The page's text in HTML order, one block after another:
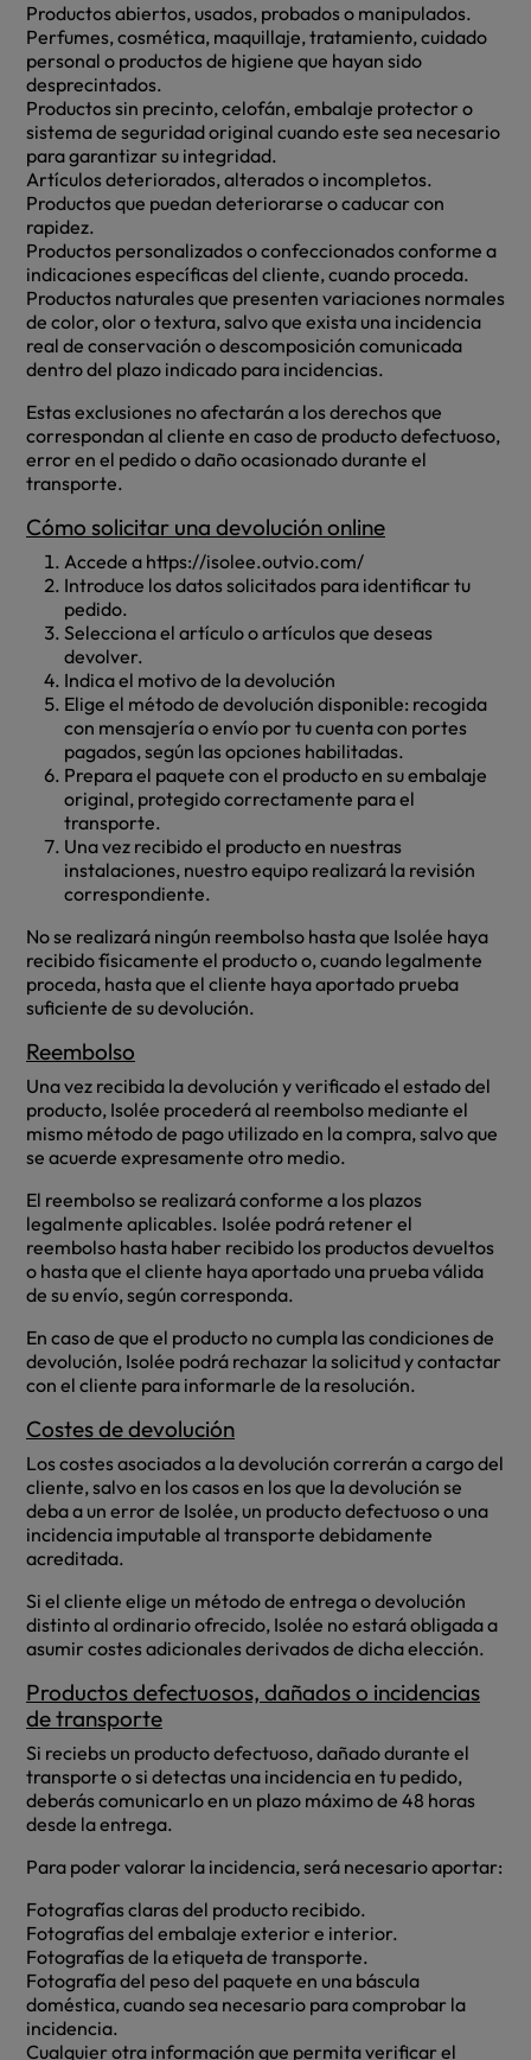
Productos abiertos, usados, probados o manipulados.
Perfumes, cosmética, maquillaje, tratamiento, cuidado
personal o productos de higiene que hayan sido
desprecintados.
Productos sin precinto, celofán, embalaje protector o
sistema de seguridad original cuando este sea necesario
para garantizar su integridad.
Artículos deteriorados, alterados o incompletos.
Productos que puedan deteriorarse o caducar con
rapidez.
Productos personalizados o confeccionados conforme a
indicaciones específicas del cliente, cuando proceda.
Productos naturales que presenten variaciones normales
de color, olor o textura, salvo que exista una incidencia
real de conservación o descomposición comunicada
dentro del plazo indicado para incidencias.
Estas exclusiones no afectarán a los derechos que
correspondan al cliente en caso de producto defectuoso,
error en el pedido o daño ocasionado durante el
transporte.
Cómo solicitar una devolución online
Accede a https://isolee.outvio.com/
Introduce los datos solicitados para identificar tu
pedido.
Selecciona el artículo o artículos que deseas
devolver.
Indica el motivo de la devolución
Elige el método de devolución disponible: recogida
con mensajería o envío por tu cuenta con portes
pagados, según las opciones habilitadas.
Prepara el paquete con el producto en su embalaje
original, protegido correctamente para el
transporte.
Una vez recibido el producto en nuestras
instalaciones, nuestro equipo realizará la revisión
correspondiente.
No se realizará ningún reembolso hasta que Isolée haya
recibido físicamente el producto o, cuando legalmente
proceda, hasta que el cliente haya aportado prueba
suficiente de su devolución.
Reembolso
Una vez recibida la devolución y verificado el estado del
producto, Isolée procederá al reembolso mediante el
mismo método de pago utilizado en la compra, salvo que
se acuerde expresamente otro medio.
El reembolso se realizará conforme a los plazos
legalmente aplicables. Isolée podrá retener el
reembolso hasta haber recibido los productos devueltos
o hasta que el cliente haya aportado una prueba válida
de su envío, según corresponda.
En caso de que el producto no cumpla las condiciones de
devolución, Isolée podrá rechazar la solicitud y contactar
con el cliente para informarle de la resolución.
Costes de devolución
Los costes asociados a la devolución correrán a cargo del
cliente, salvo en los casos en los que la devolución se
deba a un error de Isolée, un producto defectuoso o una
incidencia imputable al transporte debidamente
acreditada.
Si el cliente elige un método de entrega o devolución
distinto al ordinario ofrecido, Isolée no estará obligada a
asumir costes adicionales derivados de dicha elección.
Productos defectuosos, dañados o incidencias
de transporte
Si reciebs un producto defectuoso, dañado durante el
transporte o si detectas una incidencia en tu pedido,
deberás comunicarlo en un plazo máximo de 48 horas
desde la entrega.
Para poder valorar la incidencia, será necesario aportar:
Fotografías claras del producto recibido.
Fotografías del embalaje exterior e interior.
Fotografías de la etiqueta de transporte.
Fotografía del peso del paquete en una báscula
doméstica, cuando sea necesario para comprobar la
incidencia.
Cualquier otra información que permita verificar el